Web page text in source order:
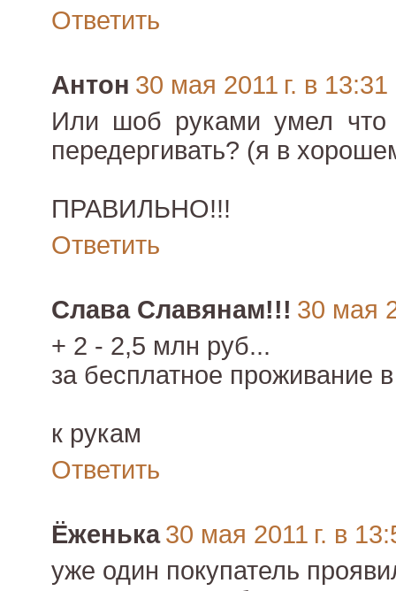
Ответить
Антон 30 мая 2011 г. в 13:31
Или шоб руками умел что
передергивать? (я в
ПРАВИЛЬНО!!!
Ответить
Слава Славянам!!! 30 мая
+ 2 - 2,5 млн руб...
за бесплатное проживание
к рукам
Ответить
Ёженька 30 мая 2011 г. в
уже один покупатель